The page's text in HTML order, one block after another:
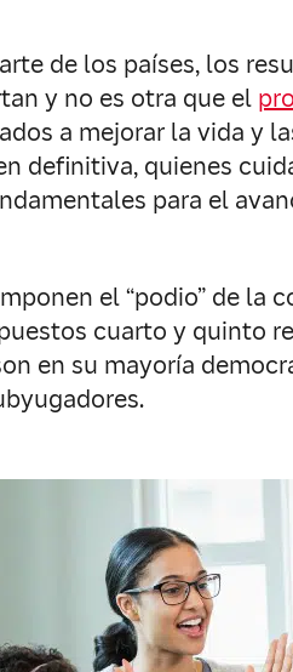
de los países, los
y no es otra que el
a mejorar la vida y
definitiva, quienes
para el
el “podio” de la
cuarto y quinto
en su mayoría